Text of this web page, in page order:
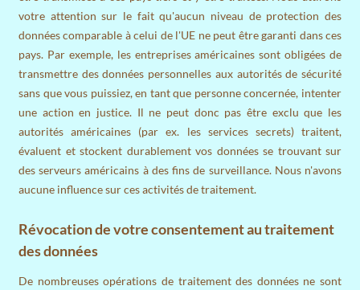
votre attention sur le fait qu'aucun niveau de protection des
données comparable à celui de l'UE ne peut être garanti dans ces
pays. Par exemple, les entreprises américaines sont obligées de
transmettre des données personnelles aux autorités de sécurité
sans que vous puissiez, en tant que personne concernée, intenter
une action en justice. Il ne peut donc pas être exclu que les
autorités américaines (par ex. les services secrets) traitent,
évaluent et stockent durablement vos données se trouvant sur
des serveurs américains à des fins de surveillance. Nous n'avons
aucune influence sur ces activités de traitement.
Révocation de votre consentement au traitement
des données
De nombreuses opérations de traitement des données ne sont